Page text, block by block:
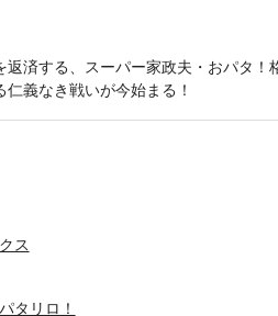
返済する、スーパー家政夫・おパタ
義なき戦いが今始まる！
ス
タリロ！